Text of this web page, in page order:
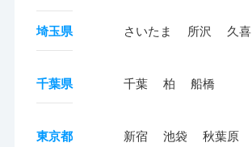
埼玉県 さいたま 所沢 久喜
千葉県 千葉 柏 船橋
東京都 新宿 池袋 秋葉原